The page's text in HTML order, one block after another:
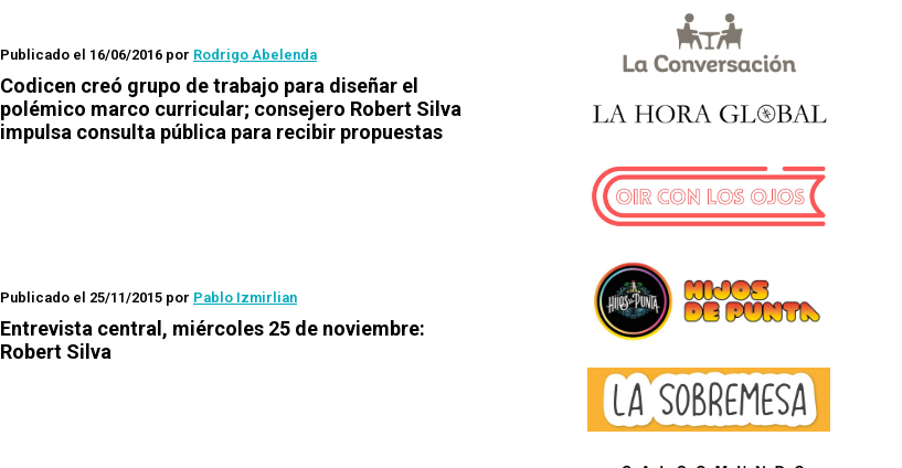
Publicado el 16/06/2016 por Rodrigo Abelenda
Codicen creó grupo de trabajo para diseñar el
polémico marco curricular; consejero Robert Silva
impulsa consulta pública para recibir propuestas
Publicado el 25/11/2015 por Pablo Izmirlian
Entrevista central, miércoles 25 de noviembre:
Robert Silva